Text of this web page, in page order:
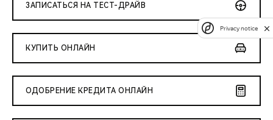
ЗАПИСАТЬСЯ НА ТЕСТ-ДРАЙВ
КУПИТЬ ОНЛАЙН
ОДОБРЕНИЕ КРЕДИТА ОНЛАЙН
Privacy notice